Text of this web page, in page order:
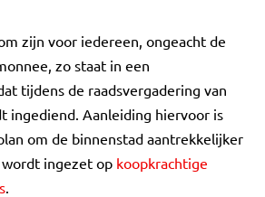
zijn voor iedereen, ongeacht de
zo staat in een
tijdens de raadsvergadering van
ingediend. Aanleiding hiervoor is
om de binnenstad aantrekkelijker
ingezet op koopkrachtige
.